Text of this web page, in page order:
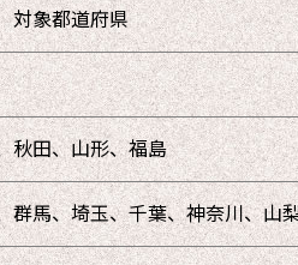
対象都道府県
秋田、山形、福島
群馬、埼玉、千葉、神奈川、山